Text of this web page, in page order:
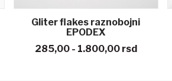
Gliter flakes raznobojni
EPODEX
285,00 - 1.800,00 rsd